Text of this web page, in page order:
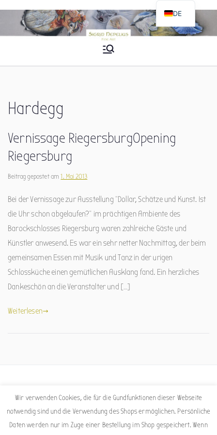
springen
Sigrid Nepelius
Fine Art
Hardegg
Vernissage RiegersburgOpening
Riegersburg
Beitrag gepostet am1. Mai 2013
Bei der Vernissage zur Ausstellung “Dollar, Schätze und Kunst. Ist
die Uhr schon abgelaufen?” im prächtigen Ambiente des
Barockschlosses Riegersburg waren zahlreiche Gäste und
Künstler anwesend. Es war ein sehr netter Nachmittag, der beim
gemeinsamen Essen mit Musik und Tanz in der urigen
Schlossküche einen gemütlichen Ausklang fand. Ein herzliches
Dankeschön an die Veranstalter und […]
Weiterlesen
Facebook
Instagram
Wir verwenden Cookies, die für die Gundfunktionen dieser Webseite
notwendig sind und die Verwendung des Shops ermöglichen. Persönliche
Daten werden nur im Zuge einer Bestellung im Shop gespeichert. Wenn
DE
EN